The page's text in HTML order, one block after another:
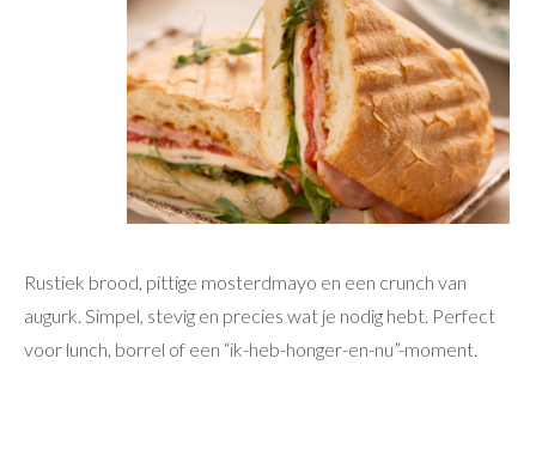
Rustiek brood, pittige mosterdmayo en een crunch van
augurk. Simpel, stevig en precies wat je nodig hebt. Perfect
voor lunch, borrel of een “ik-heb-honger-en-nu”-moment.